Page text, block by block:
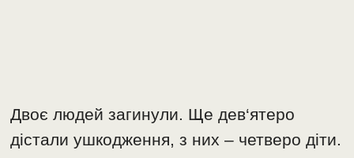
Двоє людей загинули. Ще дев‘ятеро
дістали ушкодження, з них – четверо діти.